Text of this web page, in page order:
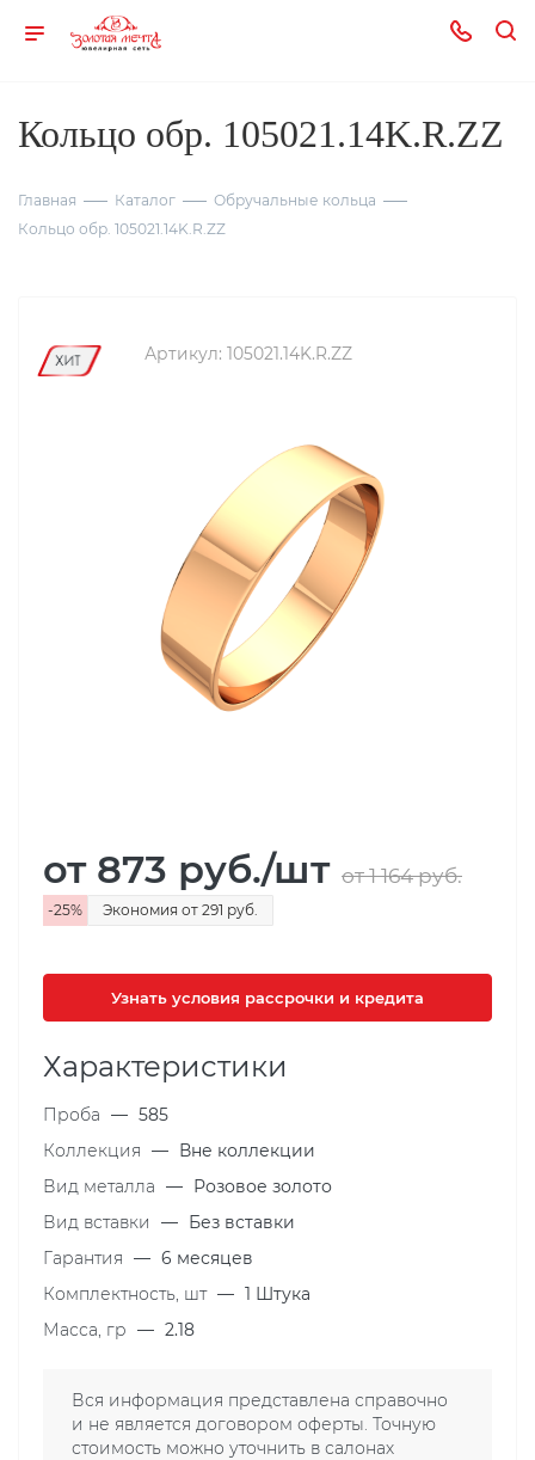
Кольцо обр. 105021.14K.R.ZZ
Главная Каталог
Обручальные кольца
Кольцо обр. 105021.14K.R.ZZ
Артикул: 105021.14K.R.ZZ
от 873 руб./шт от 1 164руб.
-25% Экономия от 291 руб.
Узнать условия рассрочки и кредита
Характеристики
Проба — 585
Коллекция — Вне коллекции
Вид металла — Розовое золото
Вид вставки
— Без вставки
Гарантия — 6 месяцев
Комплектность, шт — 1 Штука
Масса, гр — 2.18
Вся информация представлена справочно
и не является договором оферты. Точную
стоимость можно уточнить в салонах